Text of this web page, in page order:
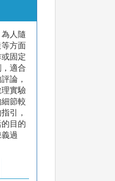
人隨
方面
固定
適合
論，
實驗
節較
引，
目的
過